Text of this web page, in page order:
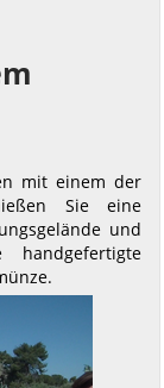
mit einem der
Sie eine
und